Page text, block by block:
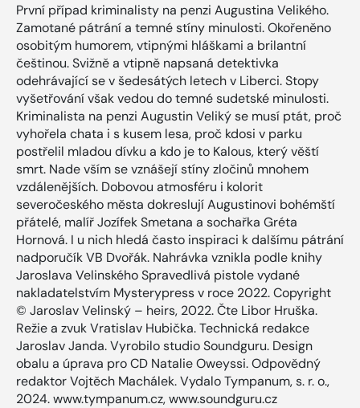
První případ kriminalisty na penzi Augustina Velikého.
Zamotané pátrání a temné stíny minulosti. Okořeněno
osobitým humorem, vtipnými hláškami a brilantní
češtinou. Svižně a vtipně napsaná detektivka
odehrávající se v šedesátých letech v Liberci. Stopy
vyšetřování však vedou do temné sudetské minulosti.
Kriminalista na penzi Augustin Veliký se musí ptát, proč
vyhořela chata i s kusem lesa, proč kdosi v parku
postřelil mladou dívku a kdo je to Kalous, který věští
smrt. Nade vším se vznášejí stíny zločinů mnohem
vzdálenějších. Dobovou atmosféru i kolorit
severočeského města dokreslují Augustinovi bohémští
přátelé, malíř Jozífek Smetana a sochařka Gréta
Hornová. I u nich hledá často inspiraci k dalšímu pátrání
nadporučík VB Dvořák. Nahrávka vznikla podle knihy
Jaroslava Velinského Spravedlivá pistole vydané
nakladatelstvím Mysterypress v roce 2022. Copyright
© Jaroslav Velinský – heirs, 2022. Čte Libor Hruška.
Režie a zvuk Vratislav Hubička. Technická redakce
Jaroslav Janda. Vyrobilo studio Soundguru. Design
obalu a úprava pro CD Natalie Oweyssi. Odpovědný
redaktor Vojtěch Machálek. Vydalo Tympanum, s. r. o.,
2024. www.tympanum.cz, www.soundguru.cz